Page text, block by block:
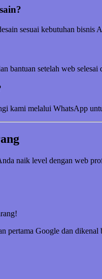
sesuai kebutuhan bisnis
bantuan setelah web selesai
kami melalui WhatsApp
naik level dengan web
pertama Google dan